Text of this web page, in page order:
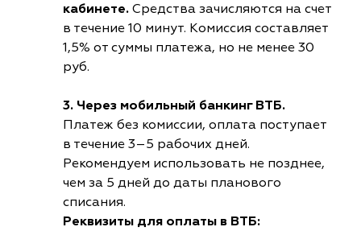
кабинете. Средства зачисляются на счет
в течение 10 минут. Комиссия составляет
1,5% от суммы платежа, но не менее 30
руб.
3. Через мобильный банкинг ВТБ.
Платеж без комиссии, оплата поступает
в течение 3–5 рабочих дней.
Рекомендуем использовать не позднее,
чем за 5 дней до даты планового
списания.
Реквизиты для оплаты в ВТБ: